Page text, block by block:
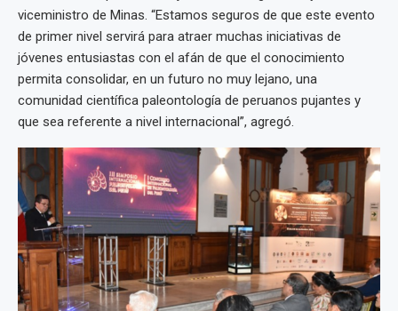
viceministro de Minas. “Estamos seguros de que este evento
de primer nivel servirá para atraer muchas iniciativas de
jóvenes entusiastas con el afán de que el conocimiento
permita consolidar, en un futuro no muy lejano, una
comunidad científica paleontología de peruanos pujantes y
que sea referente a nivel internacional”, agregó.